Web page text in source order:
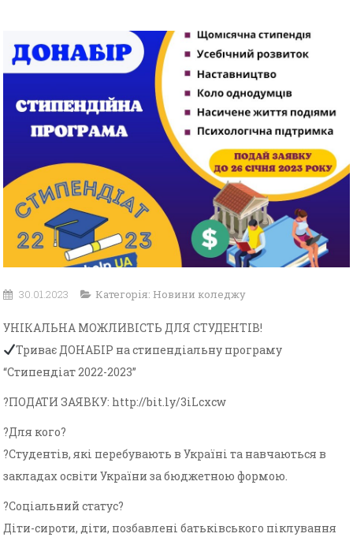
30.01.2023 Категорія: Новини коледжу
УНІКАЛЬНА МОЖЛИВІСТЬ ДЛЯ СТУДЕНТІВ!
Триває ДОНАБІР на стипендіальну програму
“Стипендіат 2022-2023”
?ПОДАТИ ЗАЯВКУ: http://bit.ly/3iLcxcw
?Для кого?
?Студентів, які перебувають в Україні та навчаються в
закладах освіти України за бюджетною формою.
?Соціальний статус?
Діти-сироти, діти, позбавлені батьківського піклування